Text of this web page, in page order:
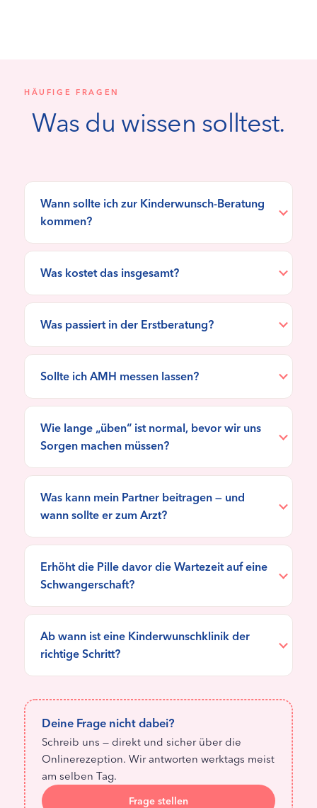
HÄUFIGE FRAGEN
Was du wissen solltest.
Wann sollte ich zur Kinderwunsch-Beratung
kommen?
Was kostet das insgesamt?
Was passiert in der Erstberatung?
Sollte ich AMH messen lassen?
Wie lange „üben“ ist normal, bevor wir uns
Sorgen machen müssen?
Was kann mein Partner beitragen — und
wann sollte er zum Arzt?
Erhöht die Pille davor die Wartezeit auf eine
Schwangerschaft?
Ab wann ist eine Kinderwunschklinik der
richtige Schritt?
Deine Frage nicht dabei?
Schreib uns — direkt und sicher über die
Onlinerezeption. Wir antworten werktags meist
am selben Tag.
Frage stellen